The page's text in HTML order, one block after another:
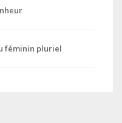
féminin pluriel